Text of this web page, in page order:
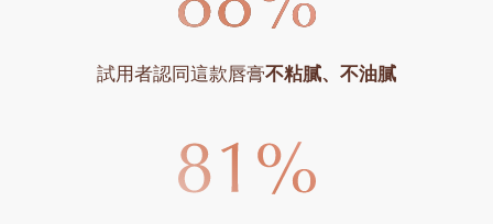
試用者認同這款唇膏不粘膩、不油膩